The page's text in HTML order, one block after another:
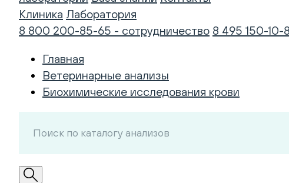
Клиника Лаборатория
8 800 200-85-65 - сотрудничество 8 495 150-10-
Главная
Ветеринарные анализы
Биохимические исследования крови